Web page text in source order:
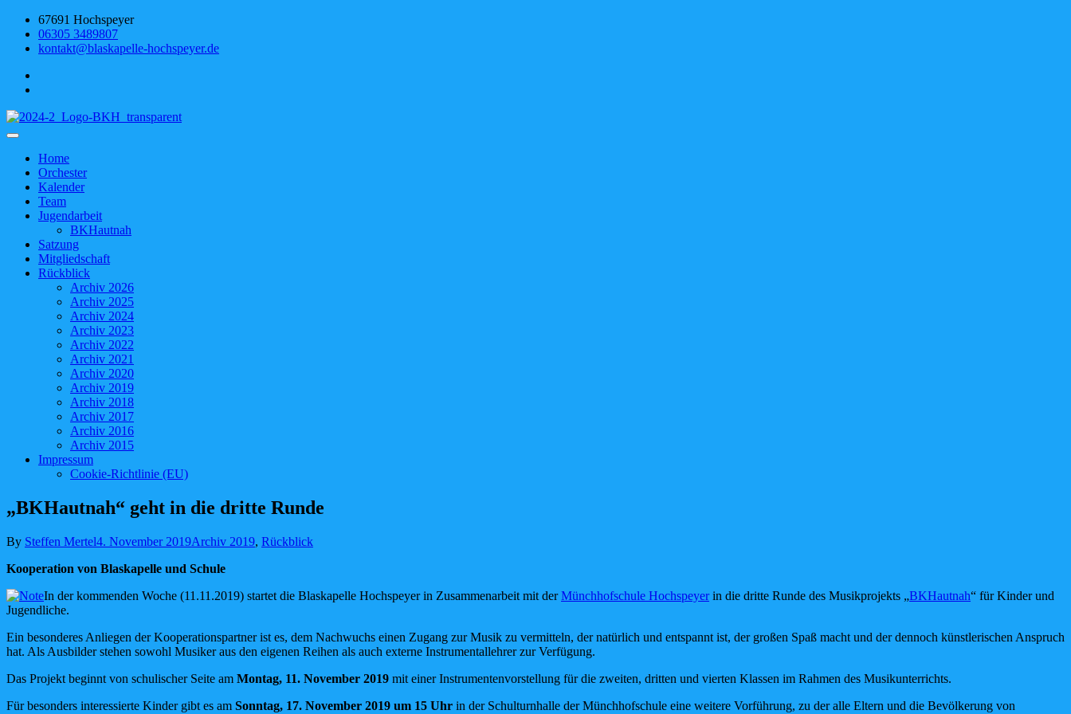
Skip
content
67691 Hochspeyer
06305 3489807
kontakt@blaskapelle-hochspeyer.de
Blaskapelle Hochspeyer
Home
Orchester
Kalender
Team
Jugendarbeit
BKHautnah
Satzung
Mitgliedschaft
Rückblick
Archiv 2026
Archiv 2025
Archiv 2024
Archiv 2023
Archiv 2022
Archiv 2021
Archiv 2020
Archiv 2019
Archiv 2018
Archiv 2017
Archiv 2016
Archiv 2015
Impressum
Cookie-Richtlinie (EU)
„BKHautnah“ geht in die dritte Runde
By Steffen Mertel4. November 2019Archiv 2019, Rückblick
Kooperation von Blaskapelle und Schule
In der kommenden Woche (11.11.2019) startet die Blaskapelle Hochspeyer in Zusammenarbeit mit derMünchhofschule Hochspeyerin die dritte Runde des Musikprojekts „BKHautnah“ für Kinder und
Jugendliche.
Ein besonderes Anliegen der Kooperationspartner ist es, dem Nachwuchs einen Zugang zur Musik zu vermitteln, der natürlich und entspannt ist, der großen Spaß macht und der dennoch künstlerischen Anspruch
hat. Als Ausbilder stehen sowohl Musiker aus den eigenen Reihen als auch externe Instrumentallehrer zur Verfügung.
Das Projekt beginnt von schulischer Seite am Montag, 11. November 2019 mit einer Instrumentenvorstellung für die zweiten, dritten und vierten Klassen im Rahmen des Musikunterrichts.
Für besonders interessierte Kinder gibt es am Sonntag, 17. November 2019 um 15 Uhr in der Schulturnhalle der Münchhofschule eine weitere Vorführung, zu der alle Eltern und die Bevölkerung von